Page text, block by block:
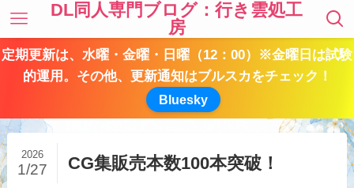
DL同人専門ブログ：行き雲処工
房
定期更新は、水曜・金曜・日曜（12：00）※金曜日は試験
的運用。その他、更新通知はブルスカをチェック！
Bluesky
CG集販売本数100本突破！
2026
1/27